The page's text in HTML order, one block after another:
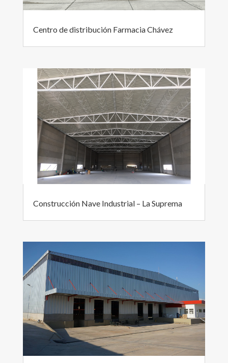
Centro de distribución Farmacia Chávez
Construcción Nave Industrial – La Suprema